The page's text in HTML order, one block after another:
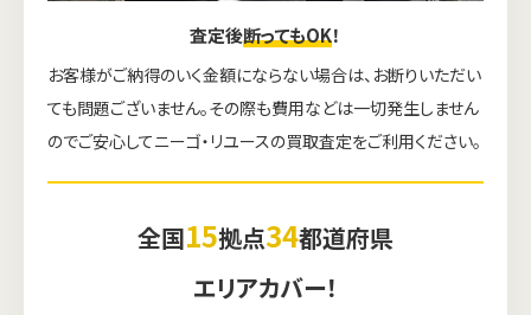
査定後断ってもOK！
お客様がご納得のいく金額にならない場合は、お断りいただい
ても問題ございません。その際も費用などは一切発生しません
のでご安心してニーゴ・リユースの買取査定をご利用ください。
全国15拠点34都道府県
エリアカバー！